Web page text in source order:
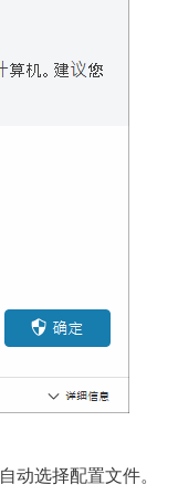
自动选择配置文件。